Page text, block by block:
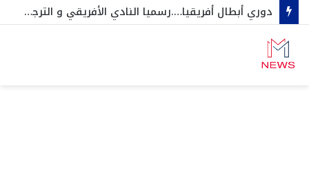
دوري أبطال أفريقيا….رسميا النادي الأفريقي و الترجي الرياضي في مواجهة هذه الأندية